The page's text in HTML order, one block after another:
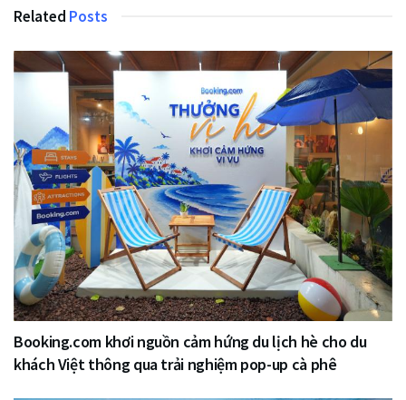
Related Posts
Booking.com khơi nguồn cảm hứng du lịch hè cho du
khách Việt thông qua trải nghiệm pop-up cà phê